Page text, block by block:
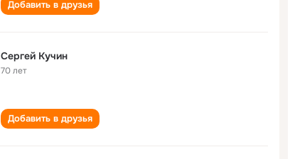
Добавить в друзья
Сергей Кучин
70 лет
Добавить в друзья